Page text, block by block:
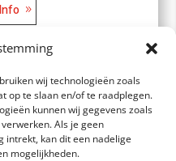
wij technologieën zoals
op te slaan en/of te raadplegen.
kunnen wij gegevens zoals
Als je geen
intrekt, kan dit een nadelige
mogelijkheden.